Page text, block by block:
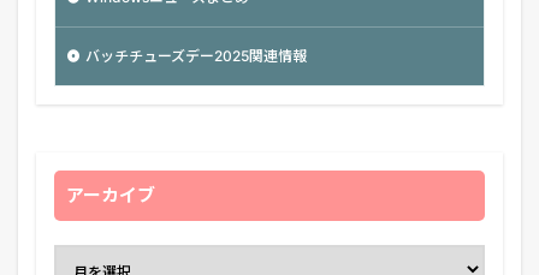
バッチチューズデー2025関連情報
アーカイブ